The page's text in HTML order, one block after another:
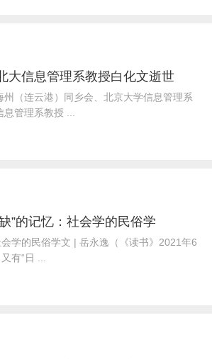
大信息管理系教授白化文逝世
（连云港）同乡会、北京大学信息管理系
息管理系教授 ...
”的记忆：社会学的民俗学
会学的民俗学文 | 岳永逸（《读书》2021年6
有“日 ...